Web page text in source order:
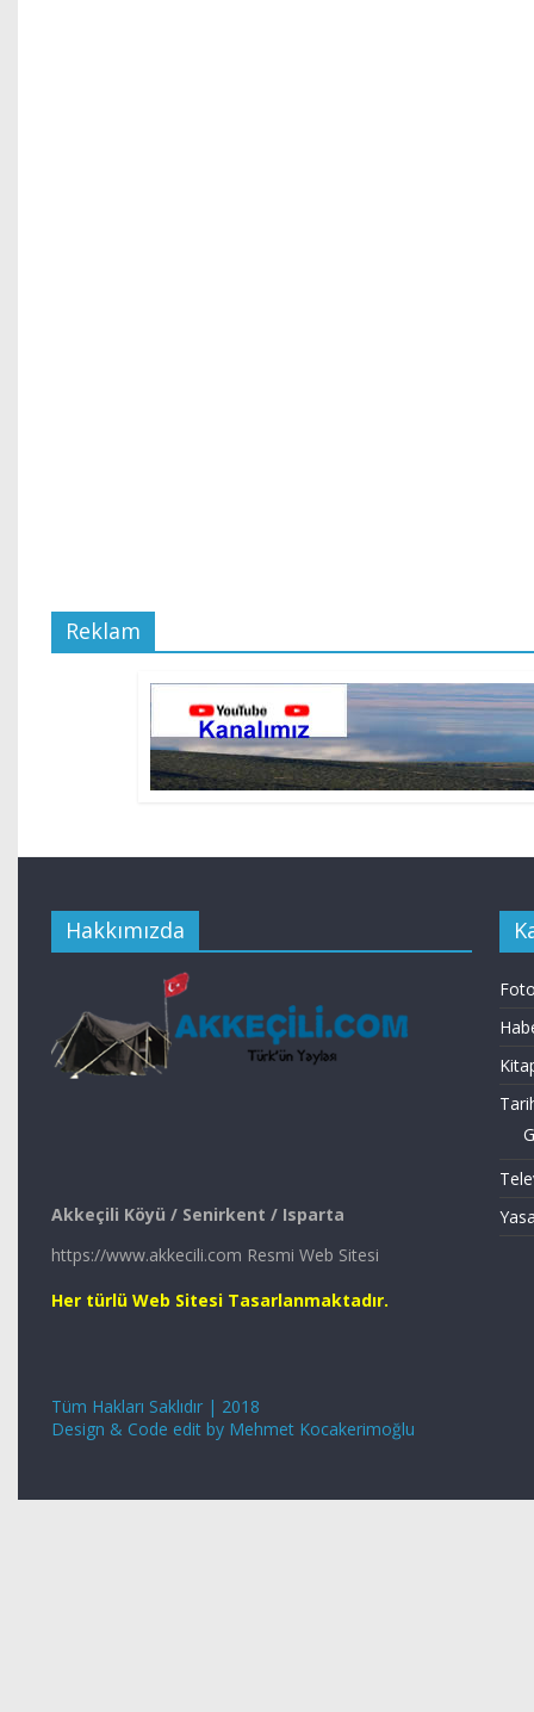
Reklam
Hakkımızda
Akkeçili Köyü / Senirkent / Isparta
https://www.akkecili.com Resmi Web Sitesi
Her türlü Web Sitesi Tasarlanmaktadır.
Tüm Hakları Saklıdır | 2018
Design & Code edit by Mehmet Kocakerimoğlu